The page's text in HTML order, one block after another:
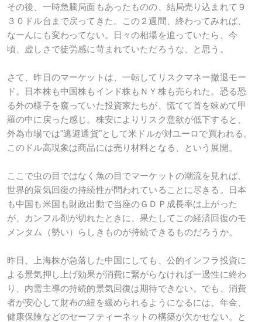
その後、一時急騰局面もあったものの、結局売り込まれて９
３０ドル台まで戻ってきた。この２週間、終わってみれば、
なーんにも変わってない。日々の相場を追っていたら、今
頃、虚しさで徒労感に苛まれていただろうな、と思う。
さて、昨日のマーケットは、一転してリスクマネー撤退モー
ド。日本株も中国株もインド株もＮＹ株も売られた。恐る恐
る外の様子を窺っていた投資家たちが、慌てて首を竦めて甲
羅の中に戻った感じ。株安によりリスク意欲が低下すると、
外為市場では"逃避通貨"として米ドルが対ユーロで買われる。
このドル高現象は商品には売り材料となる、という展開。
ここで虫の目ではなく魚の目でマーケットの潮流を見れば、
世界的景気回復の持続性が問われていることに尽きる。日本
も中国も米国も財政出動で当座のＧＤＰ成長率は上がった
が、カンフル剤が切れたときに、果たしてこの経済回復のモ
メンタム（勢い）らしきものが持続できるものだろうか。
昨日、上海株が急落した中国にしても、公的インフラ投資に
よる景気押し上げ効果が消費に繋がらなければ一過性に終わ
り、内需主導の持続的景気回復は期待できない。でも、消費
者が安心して財布の紐を緩められるようになるには、年金、
健康保険などのセーフティーネットの構築が欠かせない。と